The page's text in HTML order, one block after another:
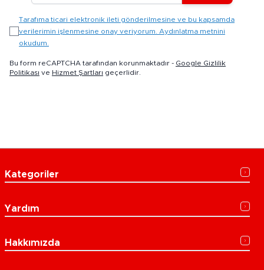
Tarafıma ticari elektronik ileti gönderilmesine ve bu kapsamda
verilerimin işlenmesine onay veriyorum. Aydınlatma metnini
okudum.
Bu form reCAPTCHA tarafından korunmaktadır - Google Gizlilik
Politikası ve Hizmet Şartları geçerlidir.
Kategoriler
Yardım
Hakkımızda